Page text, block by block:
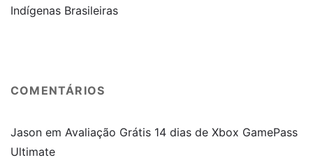
Indígenas Brasileiras
COMENTÁRIOS
Jason em Avaliação Grátis 14 dias de Xbox GamePass
Ultimate